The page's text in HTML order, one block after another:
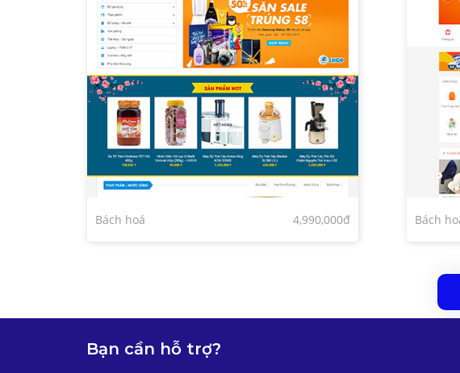
Bách hoá 4,990,000đ Bách
Bạn cần hỗ trợ?